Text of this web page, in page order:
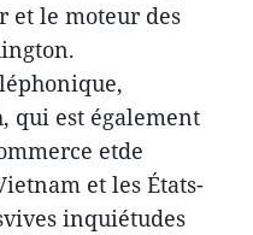
et le moteur des
qui est également
etde
et les États-
inquiétudes